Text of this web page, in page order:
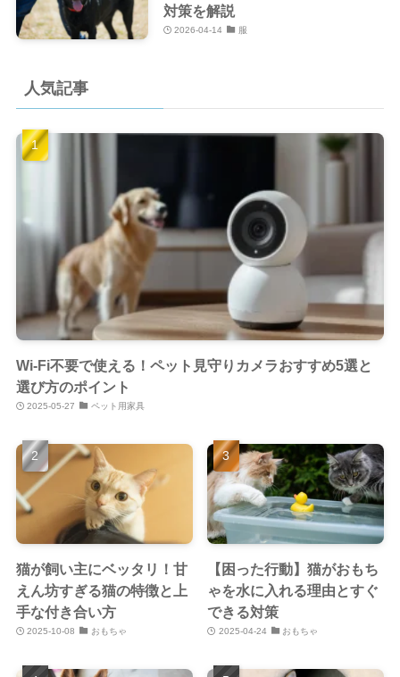
対策を解説
2026-04-14 服
人気記事
Wi-Fi不要で使える！ペット見守りカメラおすすめ5選と
選び方のポイント
2025-05-27 ペット用家具
猫が飼い主にベッタリ！甘
えん坊すぎる猫の特徴と上
手な付き合い方
2025-10-08 おもちゃ
【困った行動】猫がおもち
ゃを水に入れる理由とすぐ
できる対策
2025-04-24 おもちゃ